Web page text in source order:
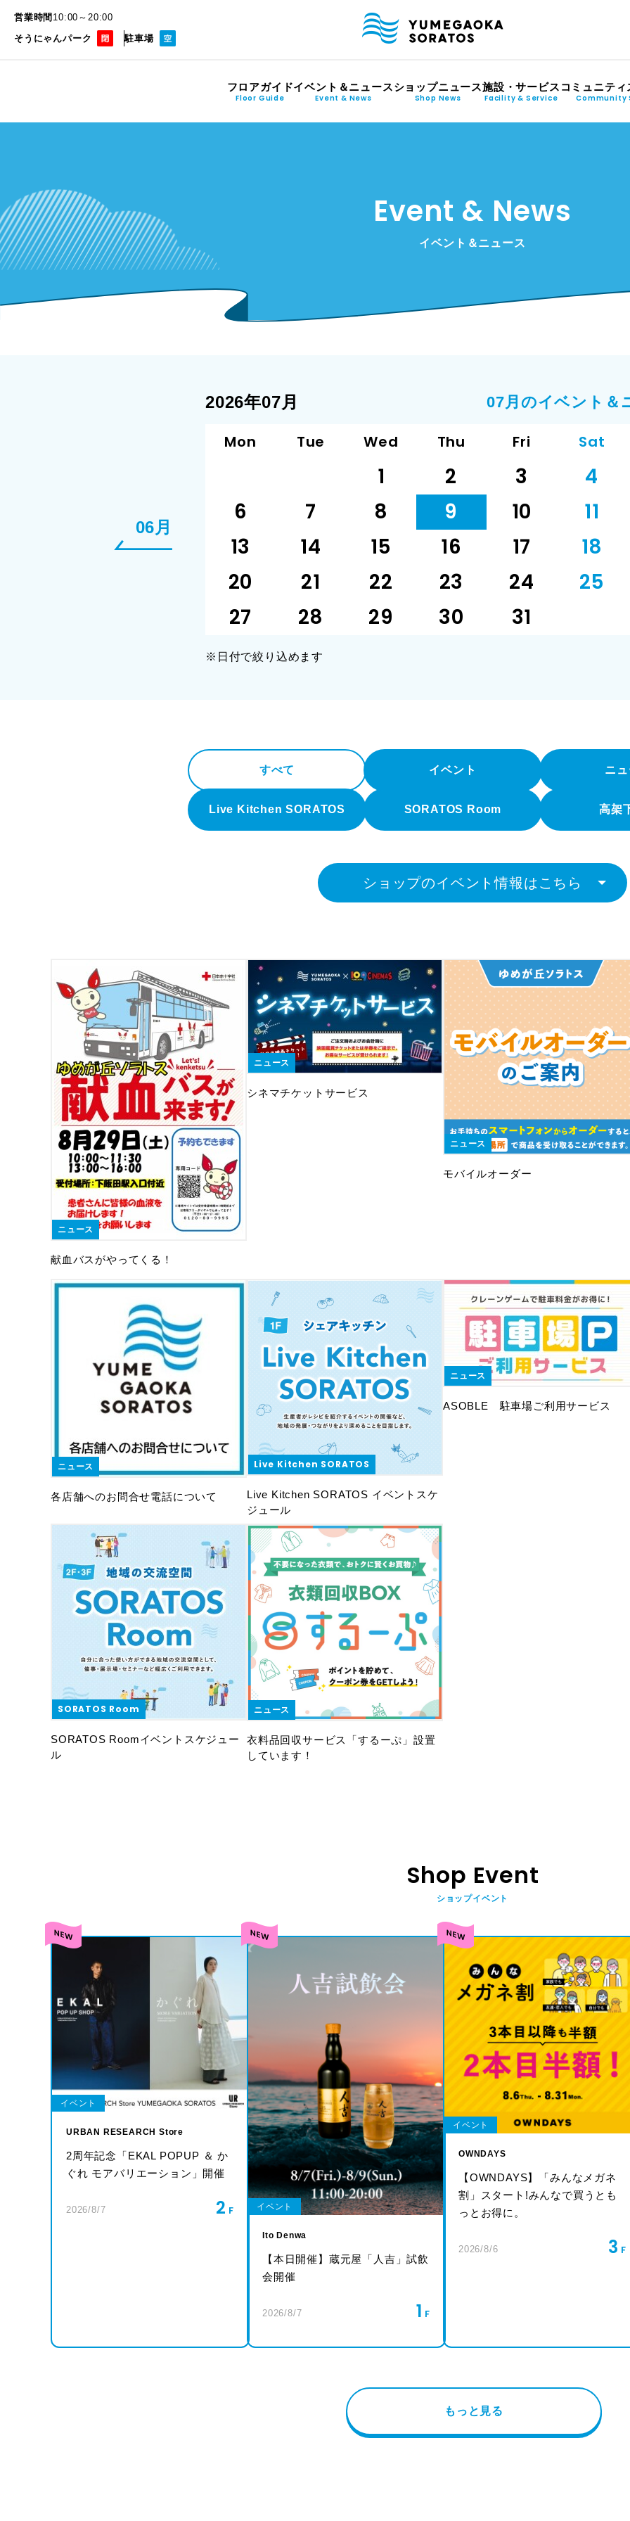
営業時間 10:00～20:00
そうにゃんパーク
駐車場
フロアガイド
Floor Guide
イベント＆ニュース
Event & News
ショップニュース
Shop News
施設・サービス
Facility & Service
コミュニティ
Community
Event & News
イベント＆ニュース
06月
2026年07月 07月のイベント＆
Mon Tue Wed Thu Fri Sat
1 2 3 4
6
7 8 9 10 11
13
14 15 16 17 18
20
21 22 23 24 25
27
28 29 30 31
※日付で絞り込めます
すべて イベント ニ
Live Kitchen SORATOS SORATOS Room 高架
ショップのイベント情報はこちら
ニュース
献血バスがやってくる！
ニュース
シネマチケットサービス
ニュース
モバイルオーダー
ニュース
各店舗へのお問合せ電話について
Live Kitchen SORATOS
Live Kitchen SORATOS イベントスケ
ジュール
ニュース
ASOBLE 駐車場ご利用サービス
SORATOS Room
SORATOS Roomイベントスケジュー
ル
ニュース
衣料品回収サービス「するーぷ」設置
しています！
Shop Event
ショップイベント
イベント
URBAN RESEARCH Store
2周年記念「EKAL POPUP ＆ か
ぐれ モアバリエーション」開催
2026/8/7 2 イベント
Ito Denwa
【本日開催】蔵元屋「人吉」試飲
会開催
2026/8/7 1
イベント
OWNDAYS
【OWNDAYS】「みんなメガネ
割」スタート!みんなで買うとも
っとお得に。
2026/8/6 3
もっと見る